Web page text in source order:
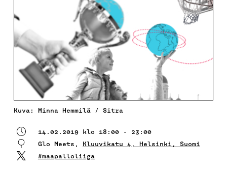
Kuva: Minna Hemmilä / Sitra
14.02.2019 klo 18:00 - 23:00
Glo Meets, Kluuvikatu 4, Helsinki, Suomi
#maapalloliiga